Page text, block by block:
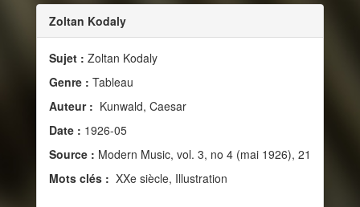
Zoltan Kodaly
Sujet : Zoltan Kodaly
Genre : Tableau
Auteur : Kunwald, Caesar
Date : 1926-05
Source : Modern Music, vol. 3, no 4 (mai 1926), 21
Mots clés : XXe siècle, Illustration